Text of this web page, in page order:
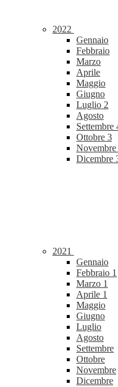
2022
Gennaio
Febbraio
Marzo
Aprile
Maggio
Giugno
Luglio 2
Agosto
Settembre
Ottobre 3
Novembre
Dicembre
2021
Gennaio
Febbraio 1
Marzo 1
Aprile 1
Maggio
Giugno
Luglio
Agosto
Settembre
Ottobre
Novembre
Dicembre